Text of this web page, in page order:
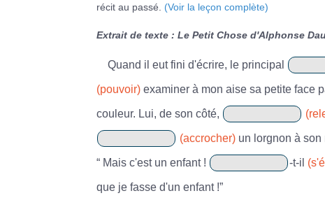
récit au passé. (Voir la leçon complète)
Extrait de texte : Le Petit Chose d'Alphonse
Quand il eut fini d'écrire, le principal
(pouvoir)examiner à mon aise sa petite face
couleur. Lui, de son côté,
(accrocher)un lorgnon à son
“ Mais c'est un enfant ! -t-il
que je fasse d'un enfant !”